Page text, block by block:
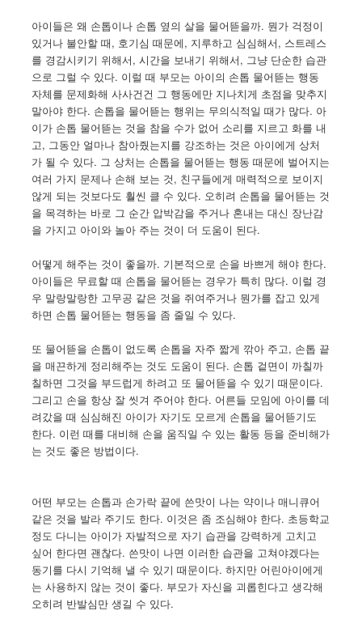
아이들은 왜 손톱이나 손톱 옆의 살을 물어뜯을까. 뭔가 걱정이
있거나 불안할 때, 호기심 때문에, 지루하고 심심해서, 스트레스
를 경감시키기 위해서, 시간을 보내기 위해서, 그냥 단순한 습관
으로 그럴 수 있다. 이럴 때 부모는 아이의 손톱 물어뜯는 행동
자체를 문제화해 사사건건 그 행동에만 지나치게 초점을 맞추지
말아야 한다. 손톱을 물어뜯는 행위는 무의식적일 때가 많다. 아
이가 손톱 물어뜯는 것을 참을 수가 없어 소리를 지르고 화를 내
고, 그동안 얼마나 참아줬는지를 강조하는 것은 아이에게 상처
가 될 수 있다. 그 상처는 손톱을 물어뜯는 행동 때문에 벌어지는
여러 가지 문제나 손해 보는 것, 친구들에게 매력적으로 보이지
않게 되는 것보다도 훨씬 클 수 있다. 오히려 손톱을 물어뜯는 것
을 목격하는 바로 그 순간 압박감을 주거나 혼내는 대신 장난감
을 가지고 아이와 놀아 주는 것이 더 도움이 된다.
어떻게 해주는 것이 좋을까. 기본적으로 손을 바쁘게 해야 한다.
아이들은 무료할 때 손톱을 물어뜯는 경우가 특히 많다. 이럴 경
우 말랑말랑한 고무공 같은 것을 쥐여주거나 뭔가를 잡고 있게
하면 손톱 물어뜯는 행동을 좀 줄일 수 있다.
또 물어뜯을 손톱이 없도록 손톱을 자주 짧게 깎아 주고, 손톱 끝
을 매끈하게 정리해주는 것도 도움이 된다. 손톱 겉면이 까칠까
칠하면 그것을 부드럽게 하려고 또 물어뜯을 수 있기 때문이다.
그리고 손을 항상 잘 씻겨 주어야 한다. 어른들 모임에 아이를 데
려갔을 때 심심해진 아이가 자기도 모르게 손톱을 물어뜯기도
한다. 이런 때를 대비해 손을 움직일 수 있는 활동 등을 준비해가
는 것도 좋은 방법이다.
어떤 부모는 손톱과 손가락 끝에 쓴맛이 나는 약이나 매니큐어
같은 것을 발라 주기도 한다. 이것은 좀 조심해야 한다. 초등학교
정도 다니는 아이가 자발적으로 자기 습관을 강력하게 고치고
싶어 한다면 괜찮다. 쓴맛이 나면 이러한 습관을 고쳐야겠다는
동기를 다시 기억해 낼 수 있기 때문이다. 하지만 어린아이에게
는 사용하지 않는 것이 좋다. 부모가 자신을 괴롭힌다고 생각해
오히려 반발심만 생길 수 있다.